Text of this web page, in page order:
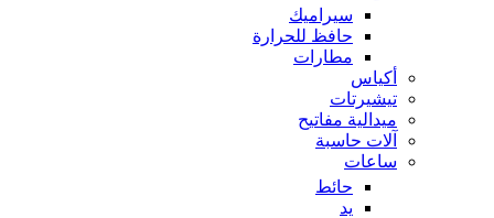
سيراميك
حافظ للحرارة
مطارات
أكياس
تيشيرتات
ميدالية مفاتيح
آلات حاسبة
ساعات
حائط
يد